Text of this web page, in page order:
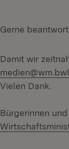
Gerne
Damit wir
Vielen Dank.
Bürgerinnen